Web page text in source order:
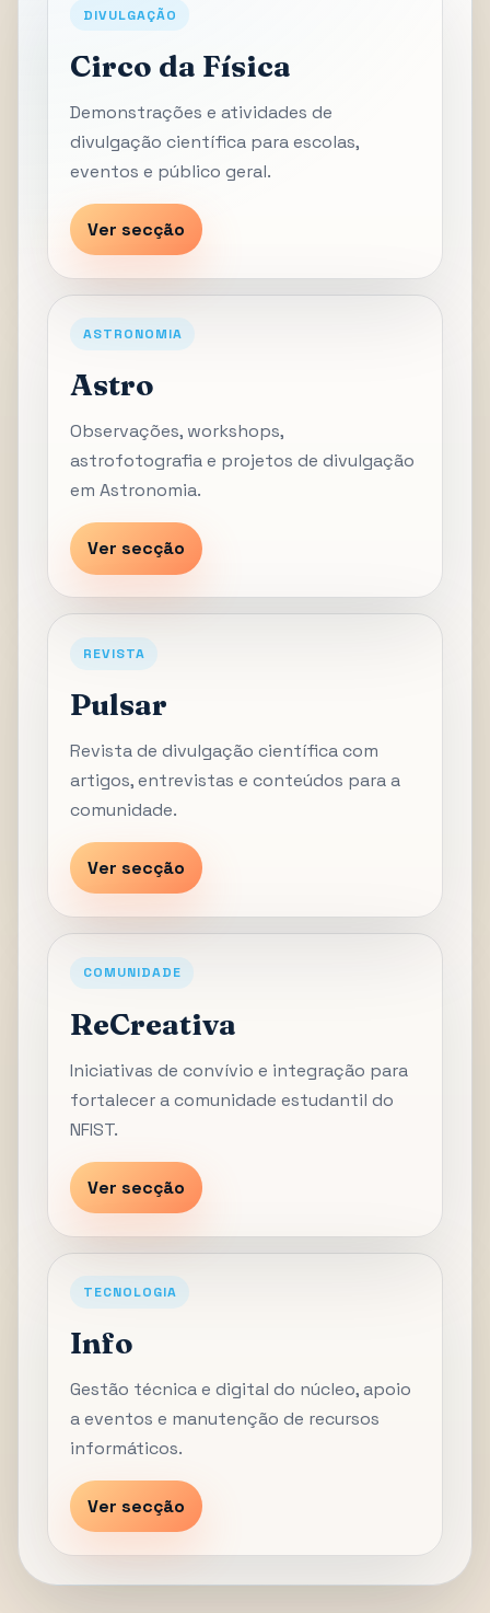
DIVULGAÇÃO
Circo da Física
Demonstrações e atividades de
divulgação científica para escolas,
eventos e público geral.
Ver secção
ASTRONOMIA
Astro
Observações, workshops,
astrofotografia e projetos de divulgação
em Astronomia.
Ver secção
REVISTA
Pulsar
Revista de divulgação científica com
artigos, entrevistas e conteúdos para a
comunidade.
Ver secção
COMUNIDADE
ReCreativa
Iniciativas de convívio e integração para
fortalecer a comunidade estudantil do
NFIST.
Ver secção
TECNOLOGIA
Info
Gestão técnica e digital do núcleo, apoio
a eventos e manutenção de recursos
informáticos.
Ver secção